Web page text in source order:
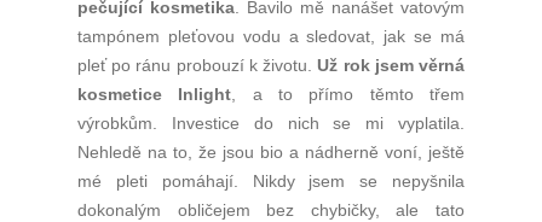
pečující kosmetika. Bavilo mě nanášet vatovým
tampónem pleťovou vodu a sledovat, jak se má
pleť po ránu probouzí k životu. Už rok jsem věrná
kosmetice Inlight, a to přímo těmto třem
výrobkům. Investice do nich se mi vyplatila.
Nehledě na to, že jsou bio a nádherně voní, ještě
mé pleti pomáhají. Nikdy jsem se nepyšnila
dokonalým obličejem bez chybičky, ale tato